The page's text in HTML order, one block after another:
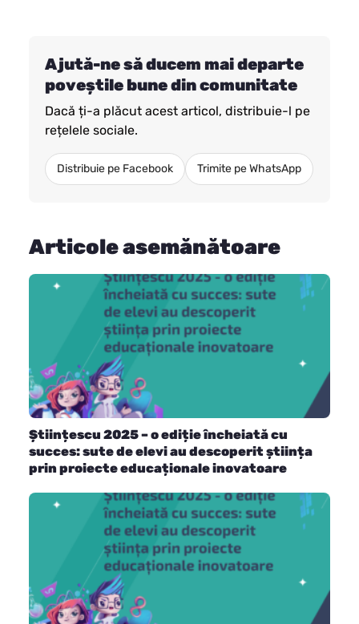
Ajută-ne să ducem mai departe
poveștile bune din comunitate
Dacă ți-a plăcut acest articol, distribuie-l pe
rețelele sociale.
Distribuie pe Facebook Trimite pe WhatsApp
Articole asemănătoare
Științescu 2025 – o ediție încheiată cu
succes: sute de elevi au descoperit știința
prin proiecte educaționale inovatoare